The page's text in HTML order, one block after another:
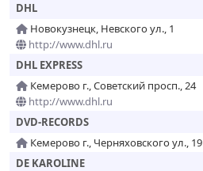
DHL
Новокузнецк, Невского ул., 1
http://www.dhl.ru
DHL EXPRESS
Кемерово г., Советский просп., 24
http://www.dhl.ru
DVD-RECORDS
Кемерово г., Черняховского ул., 19
DE KAROLINE